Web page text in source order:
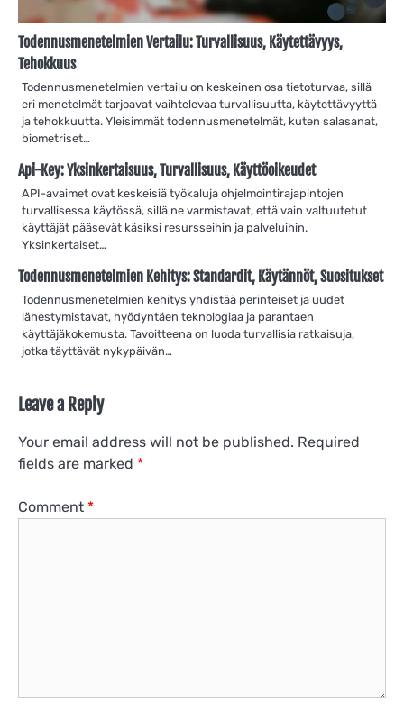
Todennusmenetelmien Vertailu: Turvallisuus, Käytettävyys,
Tehokkuus
Todennusmenetelmien vertailu on keskeinen osa tietoturvaa, sillä
eri menetelmät tarjoavat vaihtelevaa turvallisuutta, käytettävyyttä
ja tehokkuutta. Yleisimmät todennusmenetelmät, kuten salasanat,
biometriset…
Api-Key: Yksinkertaisuus, Turvallisuus, Käyttöoikeudet
API-avaimet ovat keskeisiä työkaluja ohjelmointirajapintojen
turvallisessa käytössä, sillä ne varmistavat, että vain valtuutetut
käyttäjät pääsevät käsiksi resursseihin ja palveluihin.
Yksinkertaiset…
Todennusmenetelmien Kehitys: Standardit, Käytännöt, Suositukset
Todennusmenetelmien kehitys yhdistää perinteiset ja uudet
lähestymistavat, hyödyntäen teknologiaa ja parantaen
käyttäjäkokemusta. Tavoitteena on luoda turvallisia ratkaisuja,
jotka täyttävät nykypäivän…
Leave a Reply
Your email address will not be published. Required
fields are marked *
Comment *